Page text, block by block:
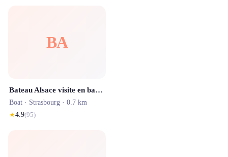
BA
Bateau Alsace visite en bateau privatisé à Strasbourg
Boat · Strasbourg · 0.7 km
★4.9(95)